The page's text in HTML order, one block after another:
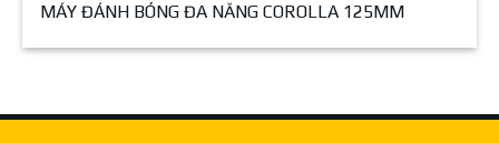
MÁY ĐÁNH BÓNG ĐA NĂNG COROLLA 125MM